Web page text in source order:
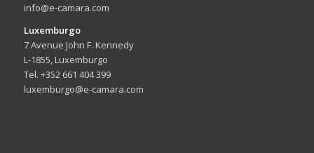
info@e-camara.com
Luxemburgo
7 Avenue John F. Kennedy
L-1855, Luxemburgo
Tel. +352 661 404 399
luxemburgo@e-camara.com